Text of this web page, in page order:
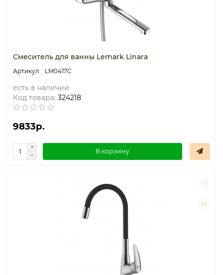
Термостаты капиллярные
Щиты распределительные
Смеситель для ванны Lemark Linara
LM0417C
есть в наличии
Код товара: 324218
9833р.
В корзину